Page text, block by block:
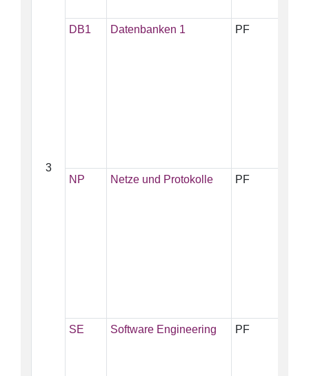
3
DB1 Datenbanken 1 PF
NP Netze und Protokolle PF
SE Software Engineering PF